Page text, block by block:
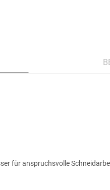
für anspruchsvolle